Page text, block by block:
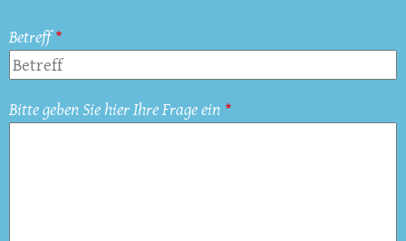
Betreff
Bitte geben Sie hier Ihre Frage ein